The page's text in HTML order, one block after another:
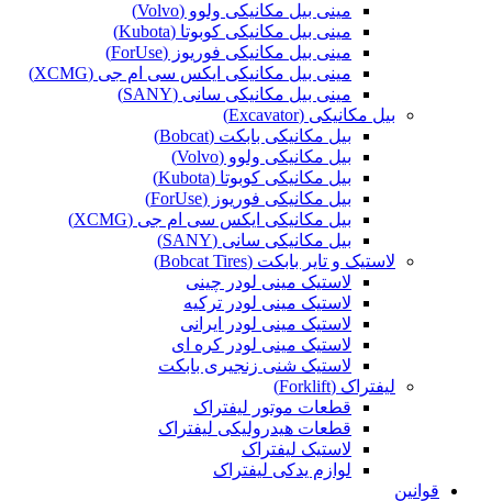
مینی بیل مکانیکی ولوو (Volvo)
مینی بیل مکانیکی کوبوتا (Kubota)
مینی بیل مکانیکی فوریوز (ForUse)
مینی بیل مکانیکی ایکس سی ام جی (XCMG)
مینی بیل مکانیکی سانی (SANY)
بیل مکانیکی (Excavator)
بیل مکانیکی بابکت (Bobcat)
بیل مکانیکی ولوو (Volvo)
بیل مکانیکی کوبوتا (Kubota)
بیل مکانیکی فوریوز (ForUse)
بیل مکانیکی ایکس سی ام جی (XCMG)
بیل مکانیکی سانی (SANY)
لاستیک و تایر بابکت (Bobcat Tires)
لاستیک مینی لودر چینی
لاستیک مینی لودر ترکیه
لاستیک مینی لودر ایرانی
لاستیک مینی لودر کره ای
لاستیک شنی زنجیری بابکت
لیفتراک (Forklift)
قطعات موتور لیفتراک
قطعات هیدرولیکی لیفتراک
لاستیک لیفتراک
لوازم یدکی لیفتراک
قوانین